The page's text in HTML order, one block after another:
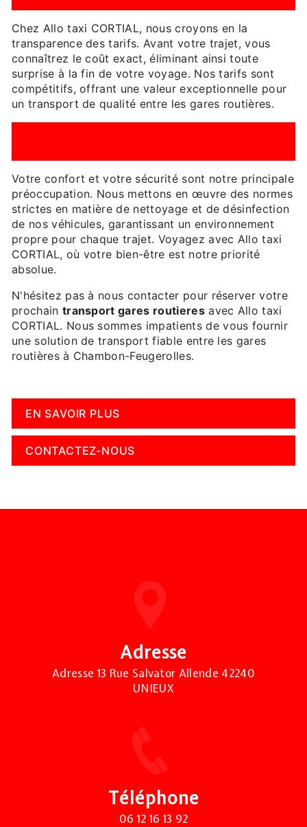
Chez Allo taxi CORTIAL, nous croyons en la
transparence des tarifs. Avant votre trajet, vous
connaîtrez le coût exact, éliminant ainsi toute
surprise à la fin de votre voyage. Nos tarifs sont
compétitifs, offrant une valeur exceptionnelle pour
un transport de qualité entre les gares routières.
Votre confort et votre sécurité sont notre principale
préoccupation. Nous mettons en œuvre des normes
strictes en matière de nettoyage et de désinfection
de nos véhicules, garantissant un environnement
propre pour chaque trajet. Voyagez avec Allo taxi
CORTIAL, où votre bien-être est notre priorité
absolue.
N'hésitez pas à nous contacter pour réserver votre
prochain transport gares routieresavec Allo taxi
CORTIAL. Nous sommes impatients de vous fournir
une solution de transport fiable entre les gares
routières à Chambon-Feugerolles.
EN SAVOIR PLUS
CONTACTEZ-NOUS
Adresse
Adresse 13 Rue Salvator Allende 42240
UNIEUX
Téléphone
06 12 16 13 92